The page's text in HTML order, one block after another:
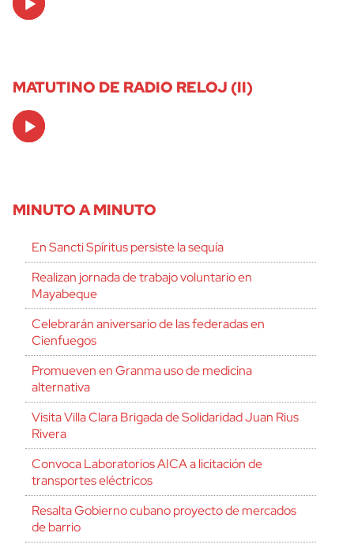
Player
MATUTINO DE RADIO RELOJ (II)
Audio
Player
MINUTO A MINUTO
En Sancti Spíritus persiste la sequía
Realizan jornada de trabajo voluntario en
Mayabeque
Celebrarán aniversario de las federadas en
Cienfuegos
Promueven en Granma uso de medicina
alternativa
Visita Villa Clara Brigada de Solidaridad Juan Rius
Rivera
Convoca Laboratorios AICA a licitación de
transportes eléctricos
Resalta Gobierno cubano proyecto de mercados
de barrio